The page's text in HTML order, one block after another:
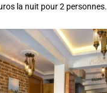
la nuit pour 2 personnes.